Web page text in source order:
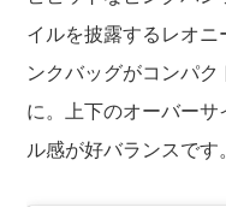
イルを披露するレオ
ンクバッグがコンパク
に。上下のオーバー
ル感が好バランスです